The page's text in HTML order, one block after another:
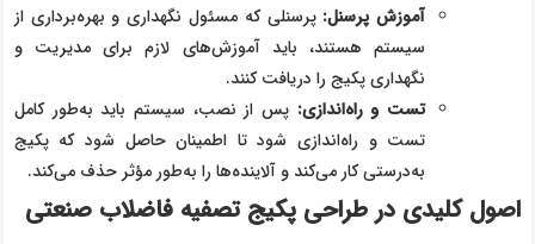
آموزش پرسنل: پرسنلی که مسئول نگهداری و بهره‌برداری از
سیستم هستند، باید آموزش‌های لازم برای مدیریت و
نگهداری پکیج را دریافت کنند.
تست و راه‌اندازی: پس از نصب، سیستم باید به‌طور کامل
تست و راه‌اندازی شود تا اطمینان حاصل شود که پکیج
به‌درستی کار می‌کند و آلاینده‌ها را به‌طور مؤثر حذف می‌کند.
اصول کلیدی در طراحی پکیج تصفیه فاضلاب صنعتی